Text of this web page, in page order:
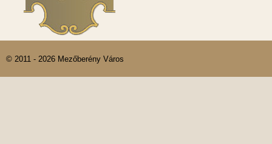
© 2011 - 2026 Mezőberény Város